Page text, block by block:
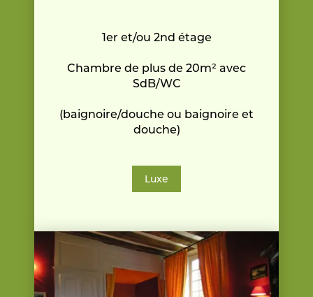
1er et/ou 2nd étage
Chambre de plus de 20m² avec
SdB/WC
(baignoire/douche ou baignoire et
douche)
Luxe